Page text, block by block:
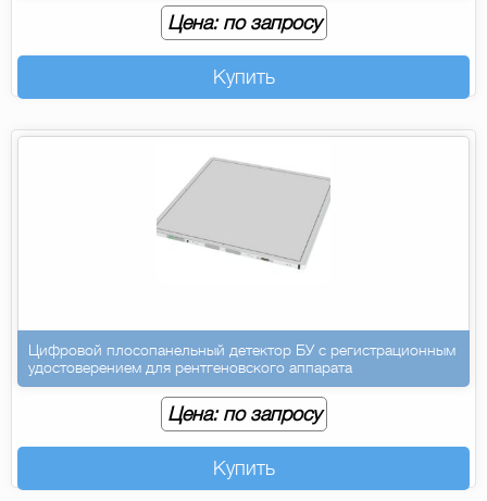
Цена: по запросу
Купить
Цифровой плосопанельный детектор БУ с регистрационным
удостоверением для рентгеновского аппарата
Цена: по запросу
Купить